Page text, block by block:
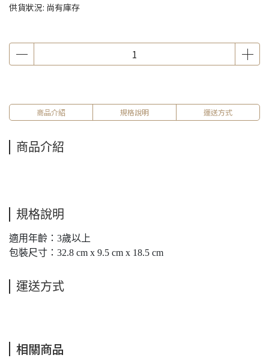
供貨狀況: 尚有庫存
商品介紹 規格說明 運送方式
商品介紹
規格說明
適用年齡：3歲以上
包裝尺寸：32.8 cm x 9.5 cm x 18.5 cm
運送方式
相關商品